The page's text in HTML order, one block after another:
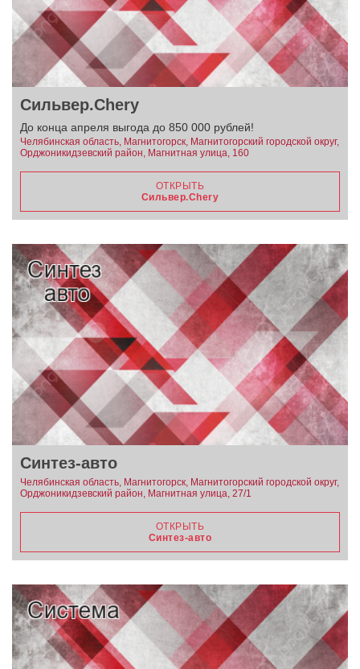
Сильвер.Chery
До конца апреля выгода до 850 000 рублей!
Челябинская область, Магнитогорск, Магнитогорский городской округ,
Орджоникидзевский район, Магнитная улица, 160
ОТКРЫТЬ
Сильвер.Chery
Синтез-авто
Челябинская область, Магнитогорск, Магнитогорский городской округ,
Орджоникидзевский район, Магнитная улица, 27/1
ОТКРЫТЬ
Синтез-авто